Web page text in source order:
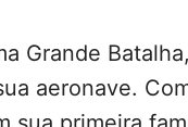
Grande
aeronave.